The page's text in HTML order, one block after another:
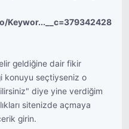
Keywor...__c=379342428
geldiğine dair fikir
konuyu seçtiyseniz o
diye yine verdiğim
sitenizde açmaya
girin.